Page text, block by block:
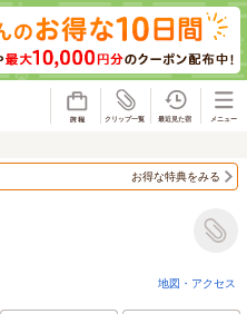
お得な特典をみる
地図・アクセス